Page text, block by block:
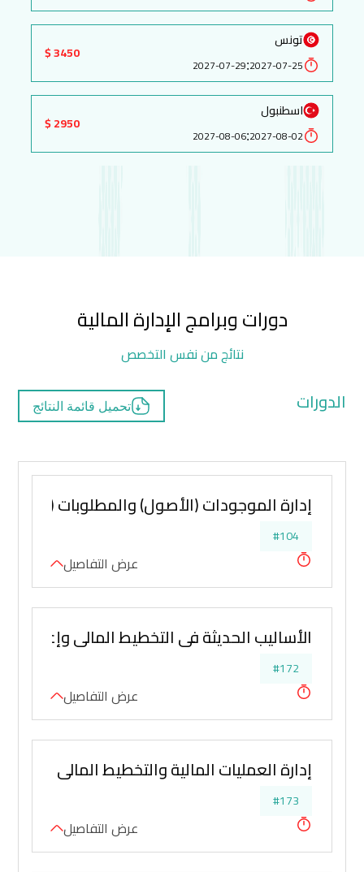
تونس
2027-07-25
:
2027-07-29
3450 $
اسطنبول
2027-08-02
:
2027-08-06
2950 $
دورات وبرامج الإدارة المالية
نتائج من نفس التخصص
الدورات تحميل قائمة النتائج
إدارة الموجودات (الأصول) والمطلوبات
#104
عرض التفاصيل
الأساليب الحديثة في التخطيط المالي وإعداد
#172
عرض التفاصيل
إدارة العمليات المالية والتخطيط المالي
#173
عرض التفاصيل